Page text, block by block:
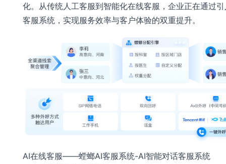
化。从传统人工客服到智能化在线客服，企业正在通过
客服系统，实现服务效率与客户体验的双重提升。
AI在线客服——螳螂AI客服系统-AI智能对话客服系统